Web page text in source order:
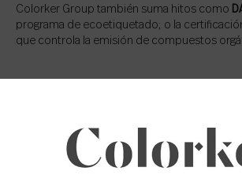
Colorker Group también suma hitos como
programa de ecoetiquetado; o la
que controla la emisión de compuestos